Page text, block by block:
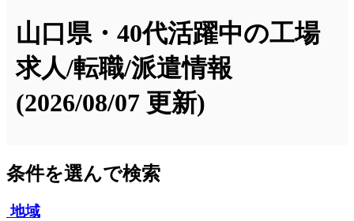
山口県・40代活躍中の工場
求人/転職/派遣情報
(2026/08/07 更新)
条件を選んで検索
地域